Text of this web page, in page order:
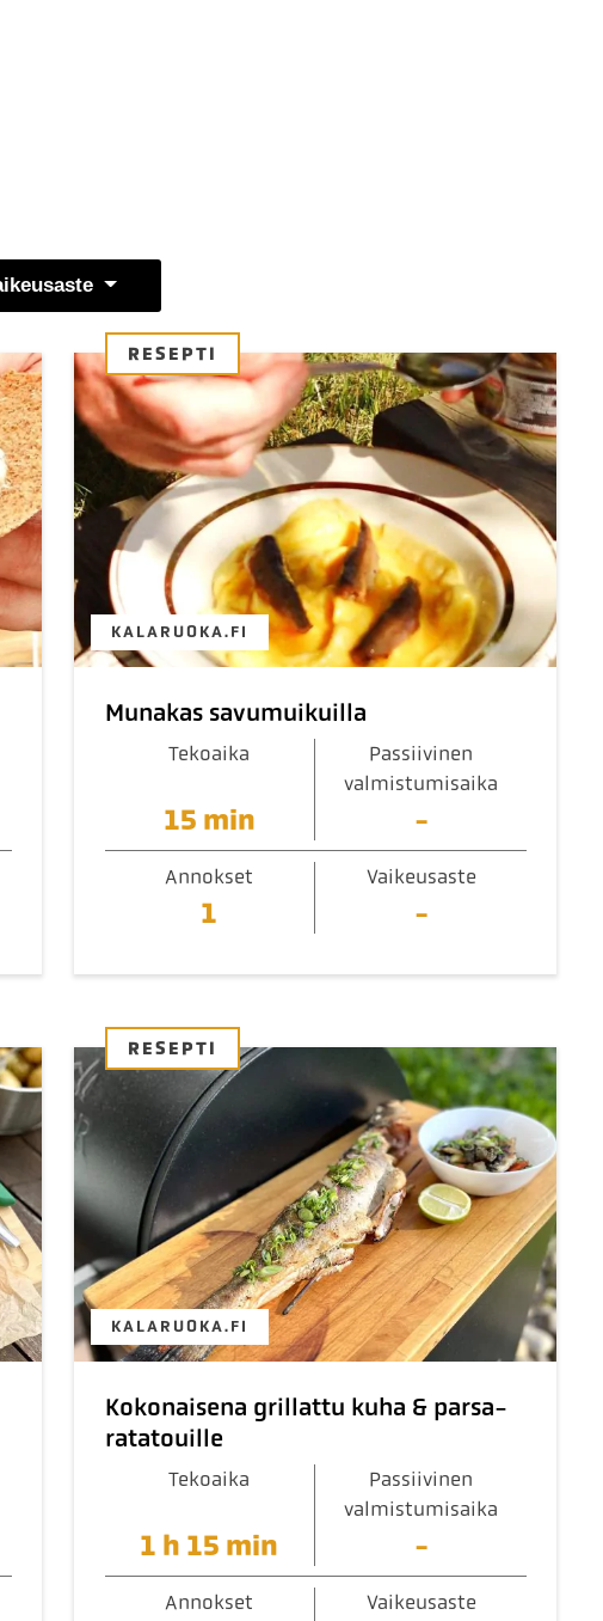
RESEPTI
KALARUOKA.FI
Munakas savumuikuilla
Tekoaika
15 min
Passiivinen
valmistumisaika
-
Annokset
1
Vaikeusaste
-
RESEPTI
KALARUOKA.FI
Kokonaisena grillattu kuha & parsa-
ratatouille
Tekoaika
1 h 15 min
Passiivinen
valmistumisaika
-
Annokset Vaikeusaste